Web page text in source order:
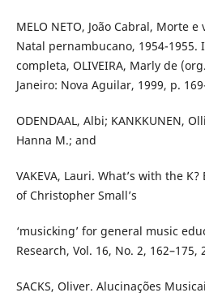
MELO NETO, João Cabral, Morte
Natal pernambucano, 1954-1955.
completa, OLIVEIRA, Marly de
Janeiro: Nova Aguilar, 1999, p.
ODENDAAL, Albi; KANKKUNEN,
Hanna M.; and
VAKEVA, Lauri. What’s with the
of Christopher Small’s
‘musicking’ for general music
Research, Vol. 16, No. 2, 162–175,
SACKS, Oliver. Alucinações